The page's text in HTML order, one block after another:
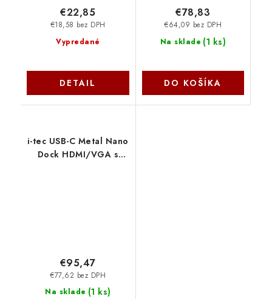
Vypredané
€18,58 bez DPH
€22,85
DETAIL
Na sklade (1 ks)
€64,09 bez DPH
€78,83
DO KOŠÍKA
i-tec USB-C Metal Nano
Dock HDMI/VGA s
Na sklade (1 ks)
€77,62 bez DPH
€95,47